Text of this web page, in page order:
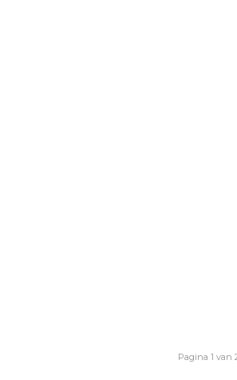
Pagina 1 van